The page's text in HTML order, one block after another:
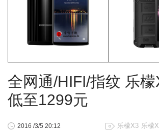
全网通/HIFI/指纹 乐
低至1299元
乐檬X3 乐檬
2016 /3/5 20:12